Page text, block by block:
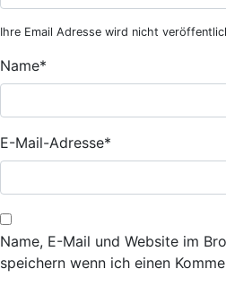
Ihre Email Adresse wird nicht
Name*
E-Mail-Adresse*
Name, E-Mail und Website im
speichern wenn ich einen